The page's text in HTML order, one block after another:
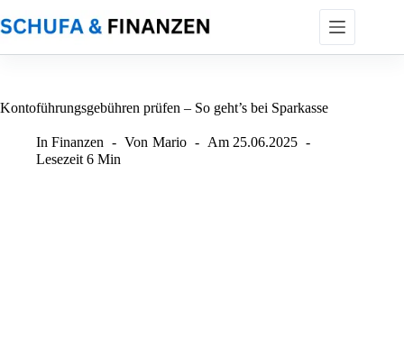
Inhalt
springen
Kontoführungsgebühren prüfen – So geht’s bei Sparkasse
In Finanzen Von Mario Am 25.06.2025
Lesezeit 6 Min